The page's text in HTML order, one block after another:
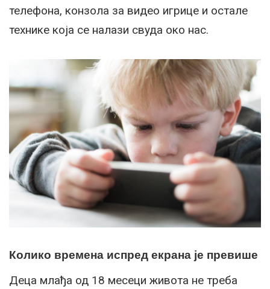
телефона, конзола за видео игрице и остале
технике која се налази свуда око нас.
Колико времена испред екрана је превише
Деца млађа од 18 месеци живота не треба